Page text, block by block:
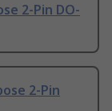
2-Pin DO-
2-Pin